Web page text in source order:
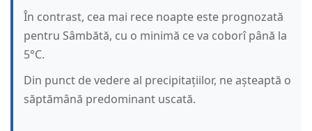
În contrast, cea mai rece noapte este prognozată
pentru Sâmbătă, cu o minimă ce va coborî până la
5°C.
Din punct de vedere al precipitațiilor, ne așteaptă o
săptămână predominant uscată.